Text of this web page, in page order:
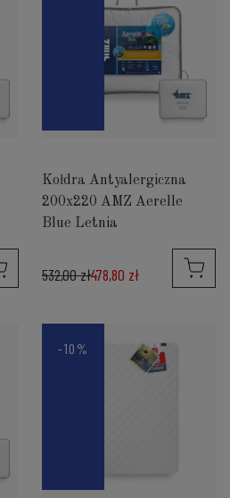
Kołdra Antyalergiczna
200x220 AMZ Aerelle
Blue Letnia
478,80 zł
532,00 zł
-10%